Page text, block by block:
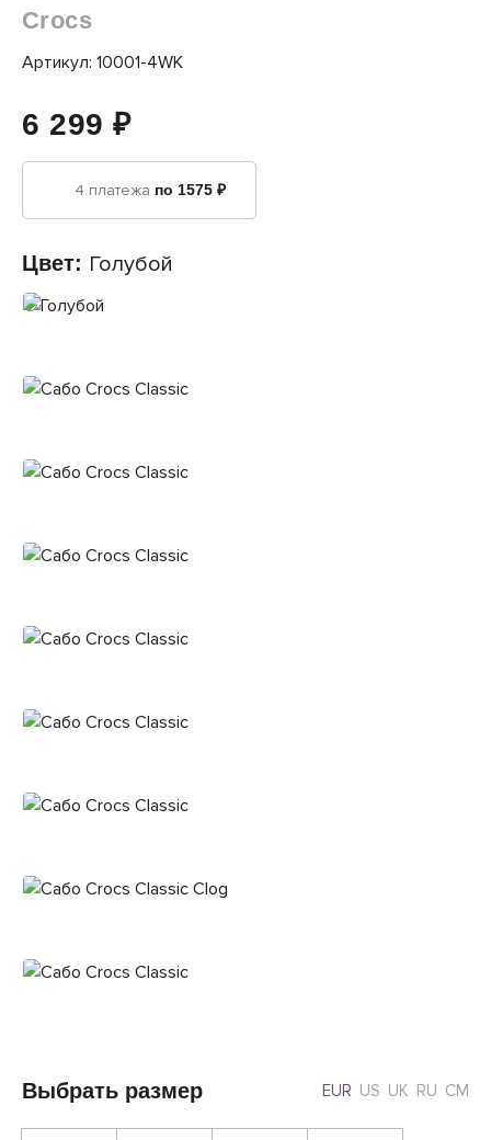
Crocs
Артикул: 10001-4WK
6 299 ₽
4 платежа по 1575 ₽
Цвет: Голубой
Выбрать размер EUR US UK RU CM